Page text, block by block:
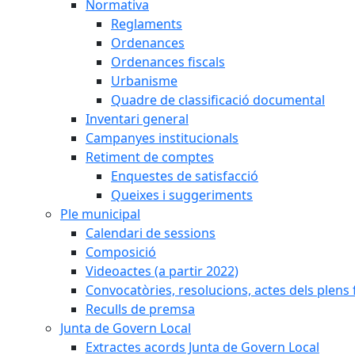
Normativa
Reglaments
Ordenances
Ordenances fiscals
Urbanisme
Quadre de classificació documental
Inventari general
Campanyes institucionals
Retiment de comptes
Enquestes de satisfacció
Queixes i suggeriments
Ple municipal
Calendari de sessions
Composició
Videoactes (a partir 2022)
Convocatòries, resolucions, actes dels plens
Reculls de premsa
Junta de Govern Local
Extractes acords Junta de Govern Local